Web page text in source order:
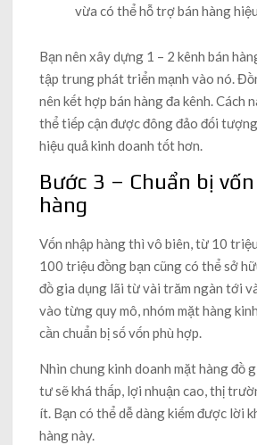
vừa có thể hỗ trợ bán hàng
Bạn nên xây dựng 1 – 2 kênh bán
tập trung phát triển mạnh vào nó.
nên kết hợp bán hàng đa kênh. Cách
thể tiếp cận được đông đảo đối
hiệu quả kinh doanh tốt hơn.
Bước 3 – Chuẩn bị
hàng
Vốn nhập hàng thì vô biên, từ 10
100 triệu đồng bạn cũng có thể sở
đồ gia dụng lãi từ vài trăm ngàn tới
vào từng quy mô, nhóm mặt hàng
cần chuẩn bị số vốn phù hợp.
Nhìn chung kinh doanh mặt hàng đồ
tư sẽ khá thấp, lợi nhuận cao, thị
ít. Bạn có thể dễ dàng kiếm được lời
hàng này.